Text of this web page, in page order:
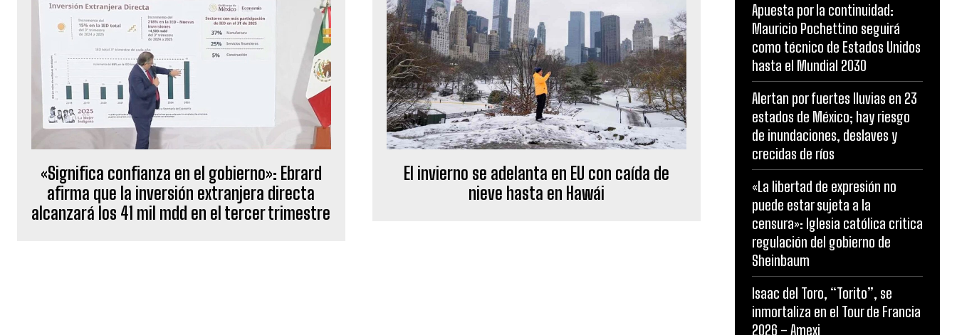
«Significa confianza en el gobierno»: Ebrard
afirma que la inversión extranjera directa
alcanzará los 41 mil mdd en el tercer trimestre
El invierno se adelanta en EU con caída de
nieve hasta en Hawái
Apuesta por la continuidad:
Mauricio Pochettino seguirá
como técnico de Estados Unidos
hasta el Mundial 2030
Alertan por fuertes lluvias en 23
estados de México; hay riesgo
de inundaciones, deslaves y
crecidas de ríos
«La libertad de expresión no
puede estar sujeta a la
censura»: Iglesia católica critica
regulación del gobierno de
Sheinbaum
Isaac del Toro, “Torito”, se
inmortaliza en el Tour de Francia
2026 – Amexi